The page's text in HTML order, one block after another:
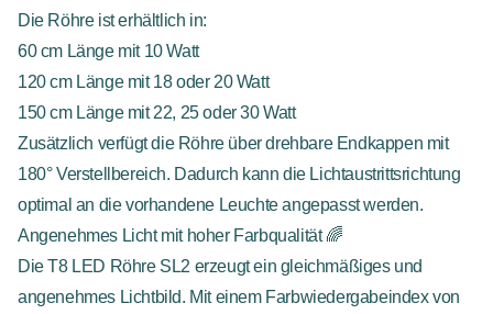
Die Röhre ist erhältlich in:
60 cm Länge mit 10 Watt
120 cm Länge mit 18 oder 20 Watt
150 cm Länge mit 22, 25 oder 30 Watt
Zusätzlich verfügt die Röhre über drehbare Endkappen mit
180° Verstellbereich. Dadurch kann die Lichtaustrittsrichtung
optimal an die vorhandene Leuchte angepasst werden.
Angenehmes Licht mit hoher Farbqualität 🌈
Die T8 LED Röhre SL2 erzeugt ein gleichmäßiges und
angenehmes Lichtbild. Mit einem Farbwiedergabeindex von